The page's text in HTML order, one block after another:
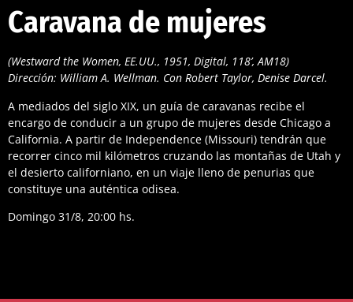
Caravana de mujeres
(Westward the Women, EE.UU., 1951, Digital, 118’, AM18)
Dirección: William A. Wellman. Con Robert Taylor, Denise Darcel.
A mediados del siglo XIX, un guía de caravanas recibe el
encargo de conducir a un grupo de mujeres desde Chicago a
California. A partir de Independence (Missouri) tendrán que
recorrer cinco mil kilómetros cruzando las montañas de Utah y
el desierto californiano, en un viaje lleno de penurias que
constituye una auténtica odisea.
Domingo 31/8, 20:00 hs.